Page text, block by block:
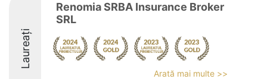
Laureați
Renomia SRBA Insurance Broker
SRL
Arată mai multe >>